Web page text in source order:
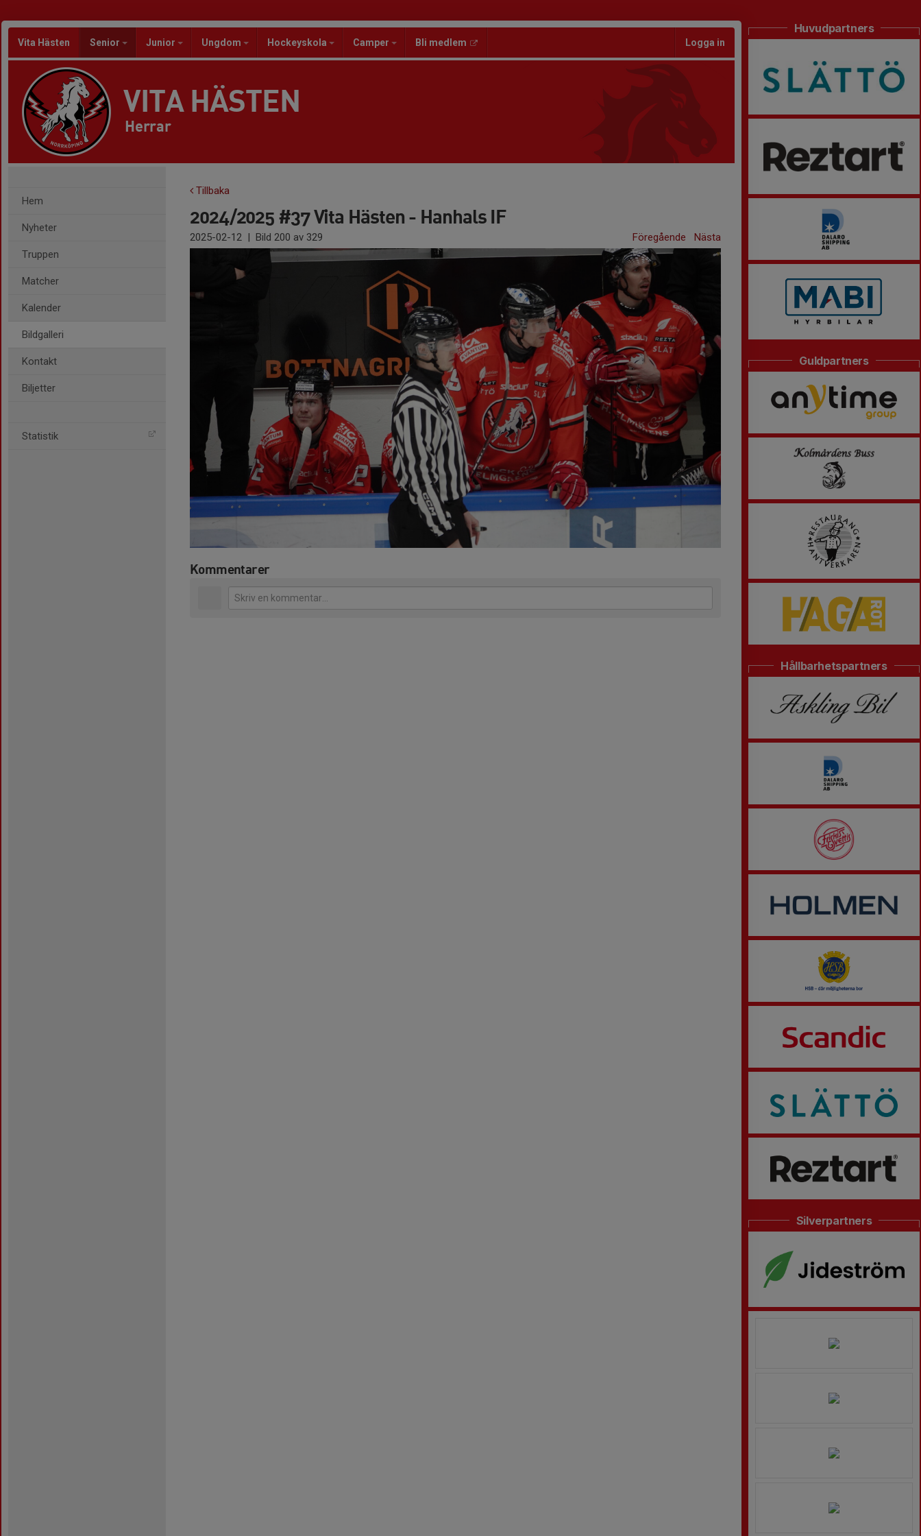
Vita Hästen Senior Junior Ungdom Hockeyskola Camper Bli medlem Logga in
VITA HÄSTEN
Herrar
Hem
Nyheter
Truppen
Matcher
Kalender
Bildgalleri
Kontakt
Biljetter
Statistik
Tillbaka
2024/2025 #37 Vita Hästen - Hanhals IF
2025-02-12 | Bild 200 av 329 Föregående Nästa
Kommentarer
Huvudpartners
Guldpartners
Hållbarhetspartners
Silverpartners